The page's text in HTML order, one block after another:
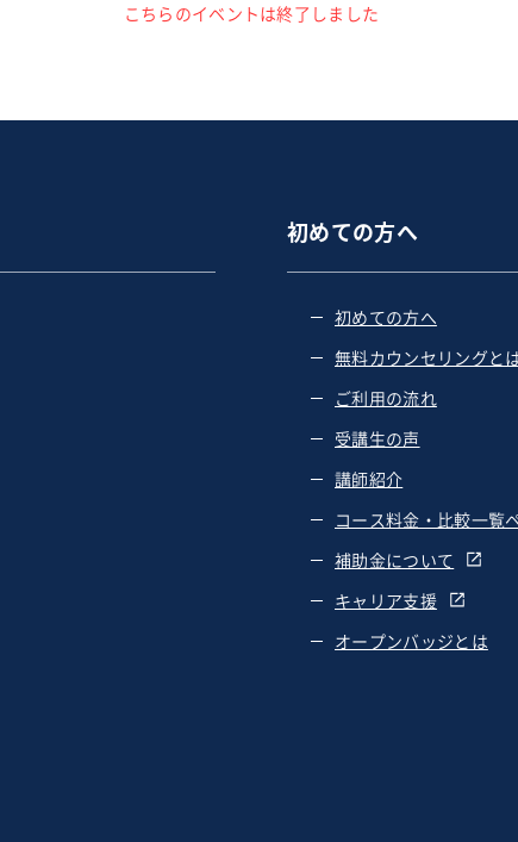
こちらのイベントは終了しました
初めての方へ
初めての方へ
無料カウンセリングと
ご利用の流れ
受講生の声
講師紹介
コース料金・比較一覧
補助金について
キャリア支援
オープンバッジとは